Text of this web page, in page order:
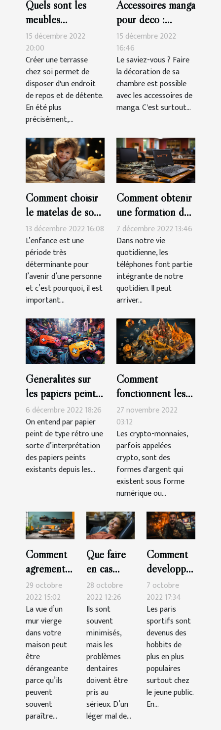
Quels sont les
meubles
indispensables
pour une terrasse?
15 décembre 2022
20:00
Créer une terrasse
chez soi permet de
disposer d'un endroit
de repos et de détente.
En été plus
précisément,...
Accessoires manga
pour déco :
parlons-en !
15 décembre 2022
16:46
Le saviez-vous ? Faire
la décoration de sa
chambre est possible
avec les accessoires de
manga. C'est surtout...
Comment choisir
le matelas de son
enfant?
13 décembre 2022 16:08
L’enfance est une
période très
déterminante pour
l’avenir d’une personne
et c’est pourquoi, il est
important...
Comment obtenir
une formation de
réparation de
smartphone à
Montpelier ?
7 décembre 2022 13:46
Dans notre vie
quotidienne, les
téléphones font partie
intégrante de notre
quotidien. Il peut
arriver...
Généralités sur
les papiers peints
de type rétro
6 décembre 2022 18:26
On entend par papier
peint de type rétro une
sorte d’interprétation
des papiers peints
existants depuis les...
Comment
fonctionnent les
crypto-monnaies ?
27 novembre 2022
03:12
Les crypto-monnaies,
parfois appelées
crypto, sont des
formes d'argent qui
existent sous forme
numérique ou...
Comment
agrémenter
sa
décoration
murale ?
29 octobre
2022 15:02
La vue d’un
mur vierge
dans votre
maison peut
être
dérangeante
parce qu’ils
peuvent
souvent
paraître...
Que faire
en cas
d’urgence
dentaire ?
28 octobre
2022 12:26
Ils sont
souvent
minimisés,
mais les
problèmes
dentaires
doivent être
pris au
sérieux. D’un
léger mal de...
Comment
développer
sa
technique
pour
gagner
dans les
paris
sportifs ?
7 octobre
2022 17:34
Les paris
sportifs sont
devenus des
hobbits de
plus en plus
populaires
surtout chez
le jeune public.
En...